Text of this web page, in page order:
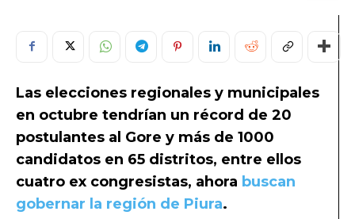
Las elecciones regionales y municipales
en octubre tendrían un récord de 20
postulantes al Gore y más de 1000
candidatos en 65 distritos, entre ellos
cuatro ex congresistas, ahora buscan
gobernar la región de Piura.